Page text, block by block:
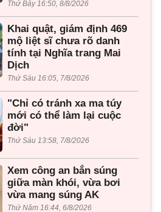
Thứ Bảy 16:50, 8/8/2026
Khai quật, giám định 469
mộ liệt sĩ chưa rõ danh
tính tại Nghĩa trang Mai
Dịch
Thứ Sáu 16:05, 7/8/2026
"Chỉ có tránh xa ma túy
mới có thể làm lại cuộc
đời"
Thứ Sáu 13:58, 7/8/2026
Xem công an bắn súng
giữa màn khói, vừa bơi
vừa mang súng AK
Thứ Năm 16:44, 6/8/2026